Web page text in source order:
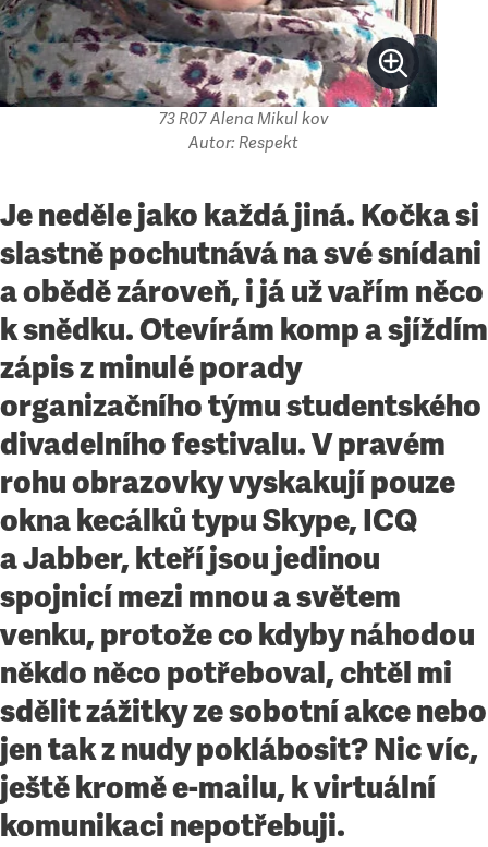
73 R07 Alena Mikul kov
Autor: Respekt
Je neděle jako každá jiná. Kočka si
slastně pochutnává na své snídani
a obědě zároveň, i já už vařím něco
k snědku. Otevírám komp a sjíždím
zápis z minulé porady
organizačního týmu studentského
divadelního festivalu. V pravém
rohu obrazovky vyskakují pouze
okna kecálků typu Skype, ICQ
a Jabber, kteří jsou jedinou
spojnicí mezi mnou a světem
venku, protože co kdyby náhodou
někdo něco potřeboval, chtěl mi
sdělit zážitky ze sobotní akce nebo
jen tak z nudy poklábosit? Nic víc,
ještě kromě e-mailu, k virtuální
komunikaci nepotřebuji.